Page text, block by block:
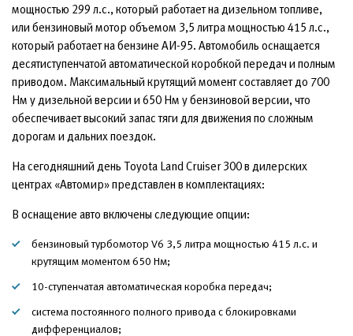
мощностью 299 л.с., который работает на дизельном топливе,
или бензиновый мотор объемом 3,5 литра мощностью 415 л.с.,
который работает на бензине АИ-95. Автомобиль оснащается
десятиступенчатой автоматической коробкой передач и полным
приводом. Максимальный крутящий момент составляет до 700
Нм у дизельной версии и 650 Нм у бензиновой версии, что
обеспечивает высокий запас тяги для движения по сложным
дорогам и дальних поездок.
На сегодняшний день Toyota Land Cruiser 300 в дилерских
центрах «Автомир» представлен в комплектациях:
В оснащение авто включены следующие опции:
бензиновый турбомотор V6 3,5 литра мощностью 415 л.с. и
крутящим моментом 650 Нм;
10-ступенчатая автоматическая коробка передач;
система постоянного полного привода с блокировками
дифференциалов;